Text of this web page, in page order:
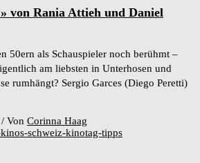
von Rania Attieh und Daniel
50ern als Schauspieler noch berühmt –
am liebsten in Unterhosen und
rumhängt? Sergio Garces (Diego Peretti)
/ Von Corinna Haag